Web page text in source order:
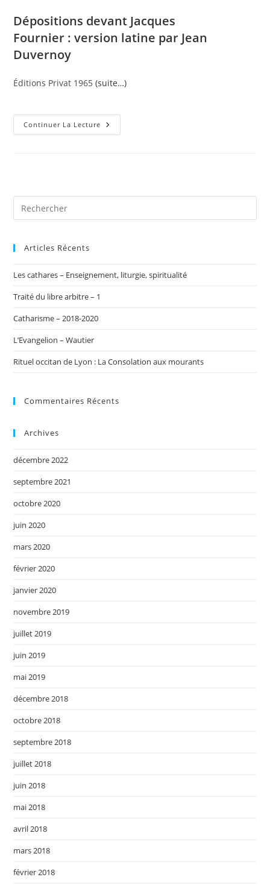
Dépositions devant Jacques
Fournier : version latine par Jean
Duvernoy
Éditions Privat 1965(suite…)
Continuer La Lecture Registre
De
Articles Récents
Les cathares – Enseignement, liturgie, spiritualité
Traité du libre arbitre – 1
Catharisme – 2018-2020
L’Evangelion – Wautier
Rituel occitan de Lyon : La Consolation aux mourants
Commentaires Récents
Archives
décembre 2022
septembre 2021
octobre 2020
juin 2020
mars 2020
février 2020
janvier 2020
novembre 2019
juillet 2019
juin 2019
mai 2019
décembre 2018
octobre 2018
septembre 2018
juillet 2018
juin 2018
mai 2018
avril 2018
mars 2018
février 2018